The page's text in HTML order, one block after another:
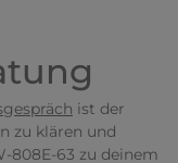
begeistert.
ist freundlich
ist der
zu klären und
808E-63 zu deinem